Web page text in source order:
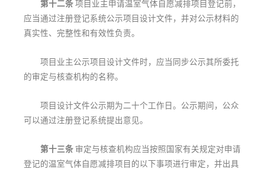
第十二条项目业主申请温室气体自愿减排项目登记前，
应当通过注册登记系统公示项目设计文件，并对公示材料的
真实性、完整性和有效性负责。
项目业主公示项目设计文件时，应当同步公示其所委托
的审定与核查机构的名称。
项目设计文件公示期为二十个工作日。公示期间，公众
可以通过注册登记系统提出意见。
第十三条 审定与核查机构应当按照国家有关规定对申请
登记的温室气体自愿减排项目的以下事项进行审定，并出具